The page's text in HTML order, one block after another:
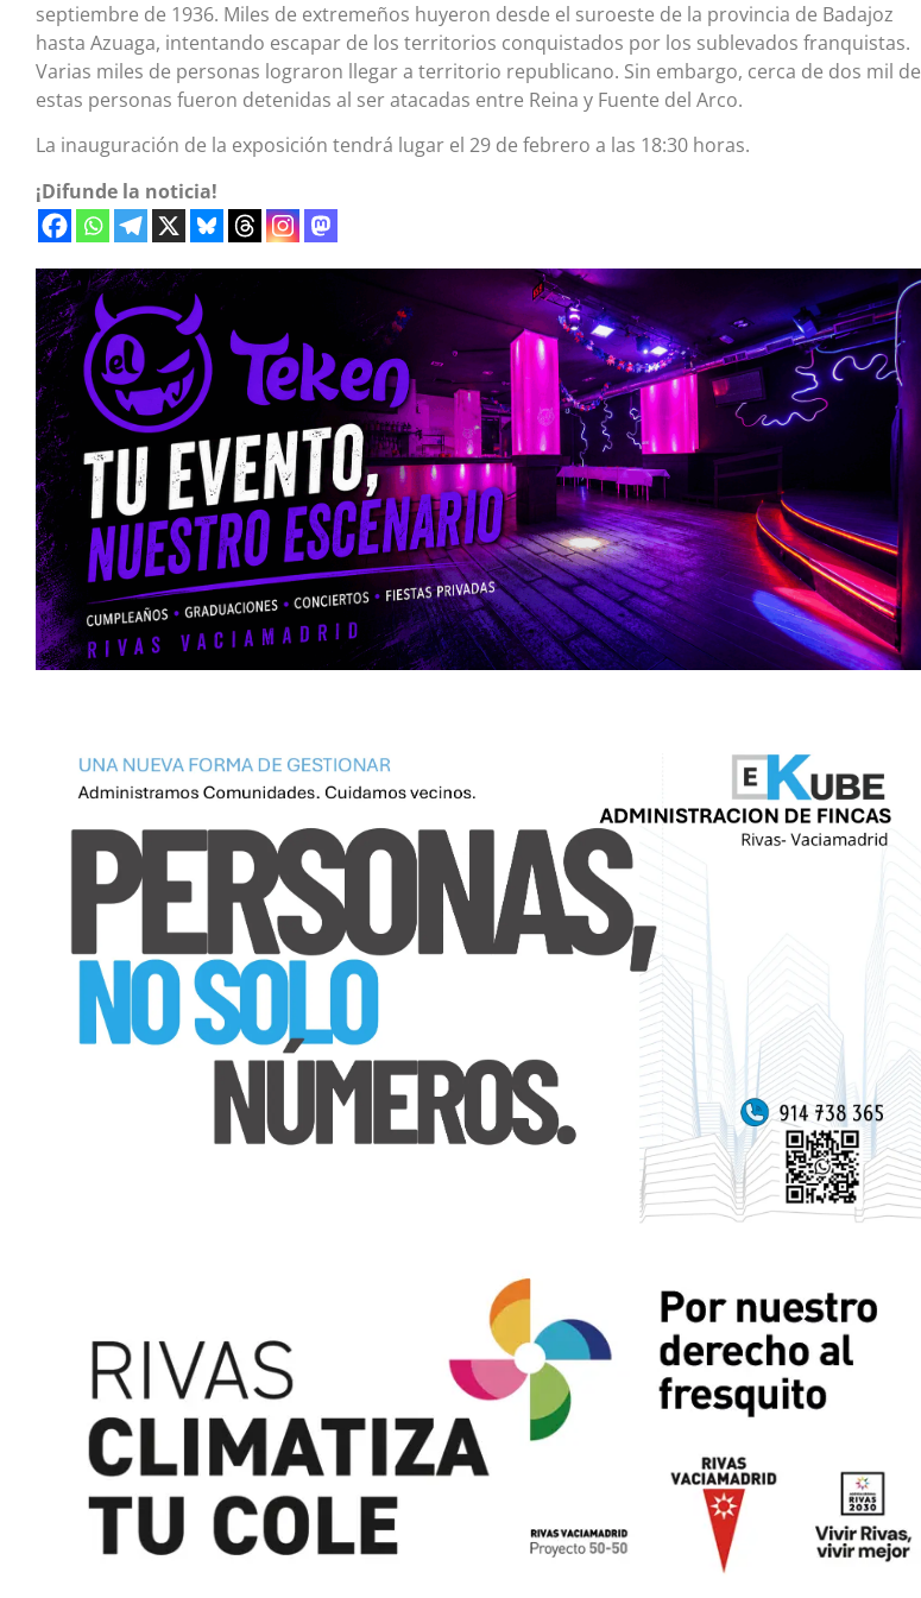
septiembre de 1936. Miles de extremeños huyeron desde el suroeste de la provincia de Badajoz
hasta Azuaga, intentando escapar de los territorios conquistados por los sublevados franquistas.
Varias miles de personas lograron llegar a territorio republicano. Sin embargo, cerca de dos mil de
estas personas fueron detenidas al ser atacadas entre Reina y Fuente del Arco.
La inauguración de la exposición tendrá lugar el 29 de febrero a las 18:30 horas.
¡Difunde la noticia!